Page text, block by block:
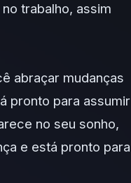
trabalho, assim
abraçar mudanças
pronto para assumir
no seu sonho,
e está pronto para